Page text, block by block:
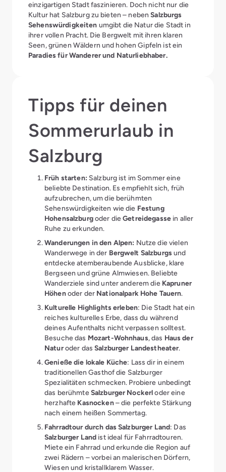
einzigartigen Stadt faszinieren. Doch nicht nur die
Kultur hat Salzburg zu bieten – nebenSalzburgs
Sehenswürdigkeiten umgibt die Natur die Stadt in
ihrer vollen Pracht. Die Bergwelt mit ihren klaren
Seen, grünen Wäldern und hohen Gipfeln ist ein
Paradies für Wanderer und Naturliebhaber.
Tipps für deinen
Sommerurlaub in
Salzburg
Früh starten: Salzburg ist im Sommer eine
beliebte Destination. Es empfiehlt sich, früh
aufzubrechen, um die berühmten
Sehenswürdigkeiten wie die Festung
Hohensalzburgoder dieGetreidegasse in aller
Ruhe zu erkunden.
Wanderungen in den Alpen: Nutze die vielen
Wanderwege in der Bergwelt Salzburgsund
entdecke atemberaubende Ausblicke, klare
Bergseen und grüne Almwiesen. Beliebte
Wanderziele sind unter anderem die Kapruner
Höhenoder der Nationalpark Hohe Tauern.
Kulturelle Highlights erleben: Die Stadt hat ein
reiches kulturelles Erbe, dass du während
deines Aufenthalts nicht verpassen solltest.
Besuche das Mozart-Wohnhaus, das Haus der
Naturoder dasSalzburger Landestheater.
Genieße die lokale Küche: Lass dir in einem
traditionellen Gasthof die Salzburger
Spezialitäten schmecken. Probiere unbedingt
das berühmteSalzburger Nockerloder eine
herzhafte Kasnocken– die perfekte Stärkung
nach einem heißen Sommertag.
Fahrradtour durch das Salzburger Land: Das
Salzburger Land ist ideal für Fahrradtouren.
Miete ein Fahrrad und erkunde die Region auf
zwei Rädern – vorbei an malerischen Dörfern,
Wiesen und kristallklarem Wasser.